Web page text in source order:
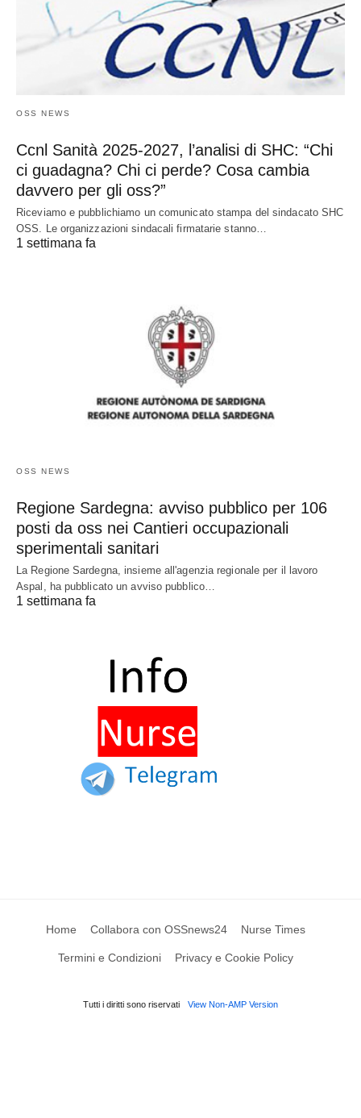
OSS NEWS
Ccnl Sanità 2025-2027, l’analisi di SHC: “Chi
ci guadagna? Chi ci perde? Cosa cambia
davvero per gli oss?”
Riceviamo e pubblichiamo un comunicato stampa del sindacato SHC
OSS. Le organizzazioni sindacali firmatarie stanno…
1 settimana fa
OSS NEWS
Regione Sardegna: avviso pubblico per 106
posti da oss nei Cantieri occupazionali
sperimentali sanitari
La Regione Sardegna, insieme all'agenzia regionale per il lavoro
Aspal, ha pubblicato un avviso pubblico…
1 settimana fa
Home Collabora con OSSnews24 Nurse Times
Termini e Condizioni Privacy e Cookie Policy
Tutti i diritti sono riservati View Non-AMP Version